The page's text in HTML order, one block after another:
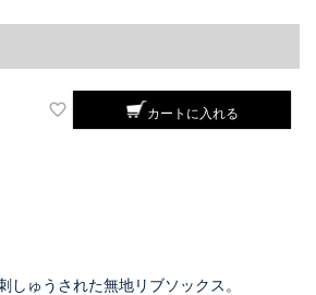
カートに入れる
しゅうされた無地リブソックス。